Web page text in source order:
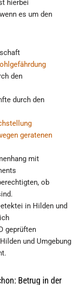
hierbei
es um den
den
durch den
geratenen
mit
ob
in Hilden und
geprüften
und Umgebung
Betrug in der